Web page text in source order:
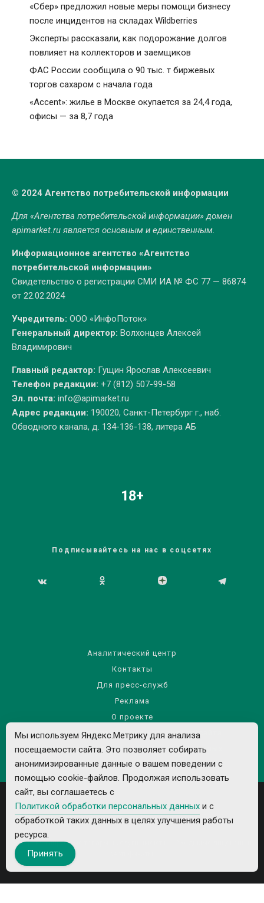
«Сбер» предложил новые меры помощи бизнесу
после инцидентов на складах Wildberries
Эксперты рассказали, как подорожание долгов
повлияет на коллекторов и заемщиков
ФАС России сообщила о 90 тыс. т биржевых
торгов сахаром с начала года
«Accent»: жилье в Москве окупается за 24,4 года,
офисы — за 8,7 года
© 2024 Агентство потребительской информации
Для «Агентства потребительской информации» домен
apimarket.ruявляется основным и единственным.
Информационное агентство «Агентство
потребительской информации»
Свидетельство о регистрации СМИ ИА № ФС 77 — 86874
от 22.02.2024
Учредитель: ООО «ИнфоПоток»
Генеральный директор: Волхонцев Алексей
Владимирович
Главный редактор: Гущин Ярослав Алексеевич
Телефон редакции: +7 (812) 507-99-58
Эл. почта: info@apimarket.ru
Адрес редакции: 190020, Санкт-Петербург г., наб.
Обводного канала, д. 134-136-138, литера АБ
18+
Подписывайтесь на нас в соцсетях
Аналитический центр
Контакты
Для пресс-служб
Реклама
О проекте
Правила использования материалов сайта
Политика обработки персональных данных
Все рекламируемые товары и услуги имеют необходимые лицензии и
Мы используем Яндекс.Метрику для анализа
посещаемости сайта. Это позволяет собирать
анонимизированные данные о вашем поведении с
помощью cookie-файлов. Продолжая использовать
сайт, вы соглашаетесь с
Политикой обработки персональных данных и с
обработкой таких данных в целях улучшения работы
ресурса.
Принять